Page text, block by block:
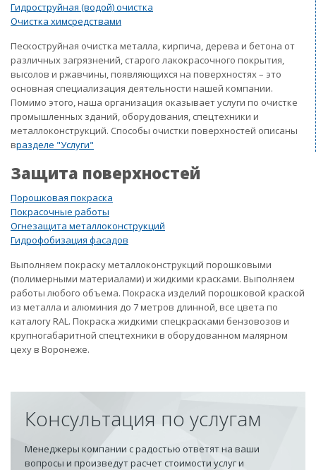
Гидроструйная (водой) очистка
Очистка химсредствами
Пескоструйная очистка металла, кирпича, дерева и бетона от
различных загрязнений, старого лакокрасочного покрытия,
высолов и ржавчины, появляющихся на поверхностях – это
основная специализация деятельности нашей компании.
Помимо этого, наша организация оказывает услуги по очистке
промышленных зданий, оборудования, спецтехники и
металлоконструкций. Способы очистки поверхностей описаны
вразделе "Услуги"
Защита поверхностей
Порошковая покраска
Покрасочные работы
Огнезащита металлоконструкций
Гидрофобизация фасадов
Выполняем покраску металлоконструкций порошковыми
(полимерными материалами) и жидкими красками. Выполняем
работы любого объема. Покраска изделий порошковой краской
из металла и алюминия до 7 метров длинной, все цвета по
каталогу RAL. Покраска жидкими спецкрасками бензовозов и
крупногабаритной спецтехники в оборудованном малярном
цеху в Воронеже.
Консультация по услугам
Менеджеры компании с радостью ответят на ваши
вопросы и произведут расчет стоимости услуг и